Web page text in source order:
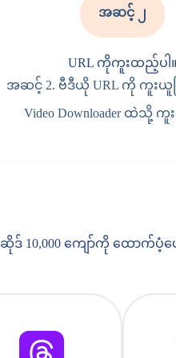
အဆင့် ၂
URL ကိုကူးထည့်ပါ။
အဆင့် 2. ဗီဒီယို URL ကို ကူးယူပြီ
Video Downloader ထဲသို့
ဆိုဒ် 10,000 ကျော်ကို ထောက်ပံ့